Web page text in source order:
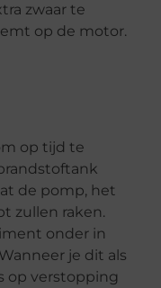
zwaar te
op de motor.
op tijd te
de pomp, het
zullen raken.
onder in
je dit als
op verstopping